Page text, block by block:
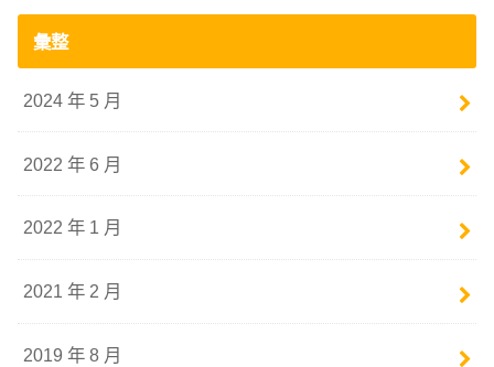
彙整
2024 年 5 月
2022 年 6 月
2022 年 1 月
2021 年 2 月
2019 年 8 月